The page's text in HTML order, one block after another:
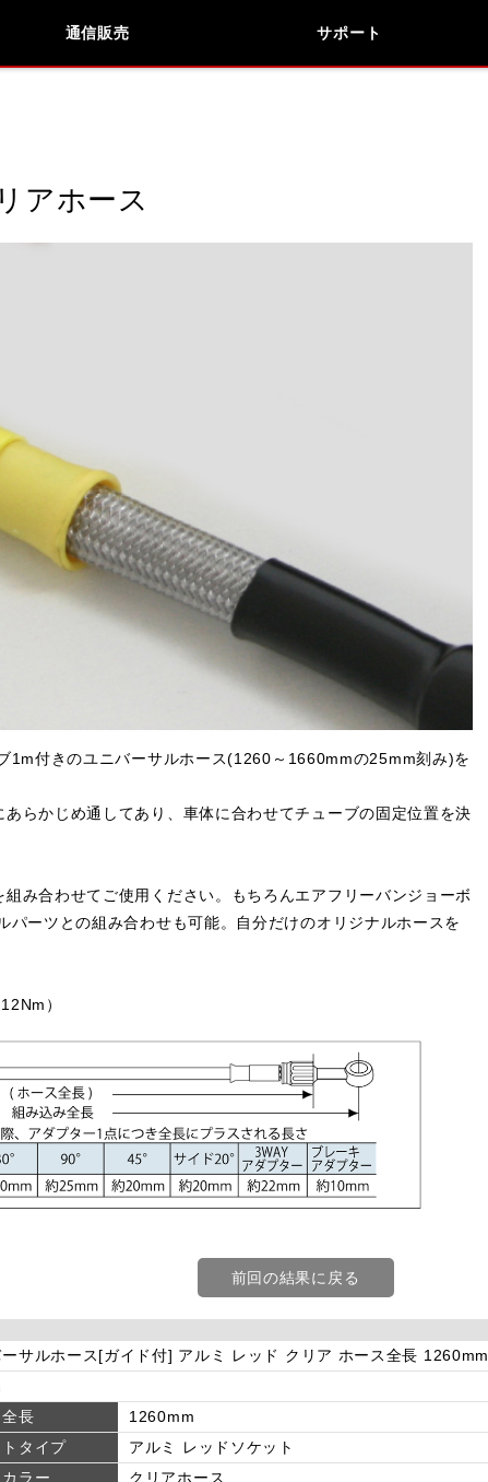
通信販売 サポート
データを準備しています。
アホース
1m付きのユニバーサルホース(1260～1660mmの25mm刻み)を
らかじめ通してあり、車体に合わせてチューブの固定位置を決
み合わせてご使用ください。もちろんエアフリーバンジョーボ
ーツとの組み合わせも可能。自分だけのオリジナルホースを
）
前回の結果に戻る
サルホース[ガイド付] アルミ レッド クリア ホース全長 1260mm
長
1260mm
タイプ
アルミ レッドソケット
ラー
クリアホース